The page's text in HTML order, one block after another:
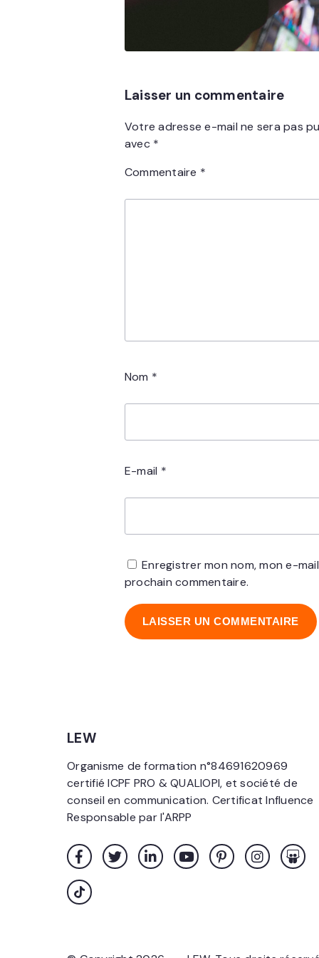
Laisser un commentaire
Votre adresse e-mail ne sera pas
avec *
Commentaire *
Nom *
E-mail *
Enregistrer mon nom, mon e-
prochain commentaire.
LEW
Organisme de formation n°84691620969
certifié ICPF PRO & QUALIOPI, et société de
conseil en communication. Certificat Influence
Responsable par l'ARPP